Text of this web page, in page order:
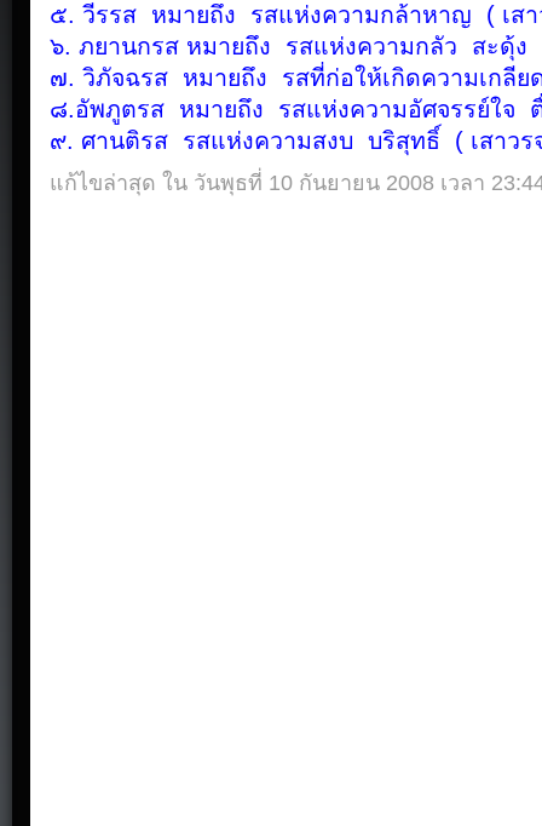
๕. วีรรส หมายถึง รสแห่งความกล้าหาญ ( เสา
๖. ภยานกรส หมายถึง รสแห่งความกลัว สะดุ้ง
๗. วิภัจฉรส หมายถึง รสที่ก่อให้เกิดความเกลี
๘.อัพภูตรส หมายถึง รสแห่งความอัศจรรย์ใจ ตื่
๙. ศานติรส รสแห่งความสงบ บริสุทธิ์ ( เสาวร
แก้ไขล่าสุด ใน วันพุธที่ 10 กันยายน 2008 เวลา